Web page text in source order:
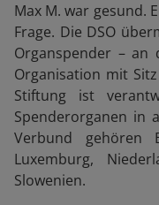
Max M. war gesund.
Frage. Die DSO
Organspender – an
Organisation mit
Stiftung ist
Spenderorganen in
Verbund gehören
Luxemburg,
Slowenien.